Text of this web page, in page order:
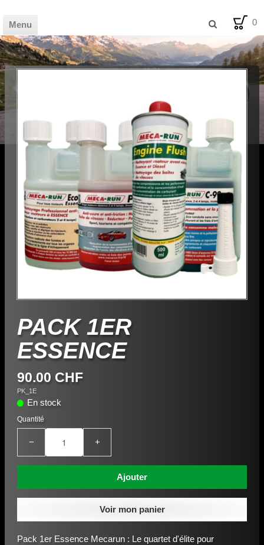
0
Menu
🛒 SHOP
💡 BLOG
🪧 AVIS
🛠️ FDS
✉️ CONTACT
PACK 1ER
ESSENCE
90.00 CHF
PK_1E
En stock
Quantité
− +
Ajouter
Voir mon panier
Pack 1er Essence Mecarun : Le quartet d'élite pour